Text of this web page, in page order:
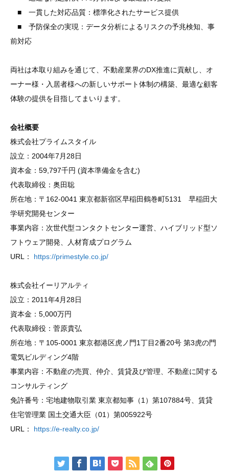
■ 一貫した対応品質：標準化されたサービス提供
■ 予防保全の実現：データ分析によるリスクの予兆検知、事
前対応
両社は本取り組みを通じて、不動産業界のDX推進に貢献し、オ
ーナー様・入居者様への新しいサポート体制の構築、最適な顧客
体験の提供を目指してまいります。
会社概要
株式会社プライムスタイル
設立：2004年7月28日
資本金：59,797千円 (資本準備金を含む)
代表取締役：奥田聡
所在地：〒162-0041 東京都新宿区早稲田鶴巻町5131 早稲田大
学研究開発センター
事業内容：次世代型コンタクトセンター運営、ハイブリッド型ソ
フトウェア開発、人材育成プログラム
URL： https://primestyle.co.jp/
株式会社イーリアルティ
設立：2011年4月28日
資本金：5,000万円
代表取締役：菅原貴弘
所在地：〒105-0001 東京都港区虎ノ門1丁目2番20号 第3虎の門
電気ビルディング4階
事業内容：不動産の売買、仲介、賃貸及び管理、不動産に関する
コンサルティング
免許番号：宅地建物取引業 東京都知事（1）第107884号、賃貸
住宅管理業 国土交通大臣（01）第005922号
URL： https://e-realty.co.jp/